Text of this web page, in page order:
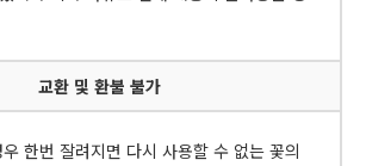
교환 및 환불 불가
한번 잘려지면 다시 사용할 수 없는 꽃의